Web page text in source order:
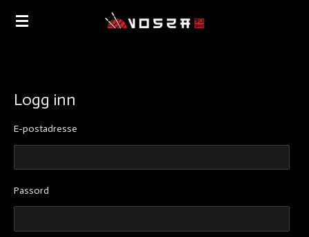
Gå
Logg inn
E-postadresse
Passord